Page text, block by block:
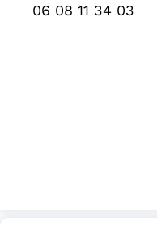
06 08 11 34 03